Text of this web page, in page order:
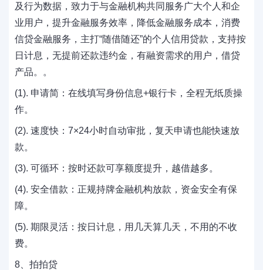
及行为数据，致力于与金融机构共同服务广大个人和企
业用户，提升金融服务效率，降低金融服务成本，消费
信贷金融服务，主打“随借随还”的个人信用贷款，支持按
日计息，无提前还款违约金，有融资需求的用户，借贷
产品。。
(1). 申请简：在线填写身份信息+银行卡，全程无纸质操
作。
(2). 速度快：7×24小时自动审批，复天申请也能快速放
款。
(3). 可循环：按时还款可享额度提升，越借越多。
(4). 安全借款：正规持牌金融机构放款，资金安全有保
障。
(5). 期限灵活：按日计息，用几天算几天，不用的不收
费。
8、拍拍贷